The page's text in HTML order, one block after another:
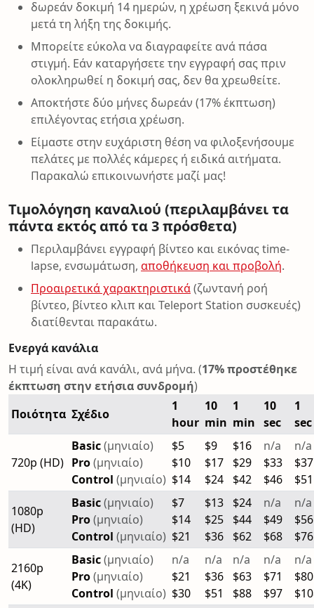
δωρεάν δοκιμή 14 ημερών, η χρέωση ξεκινά μόνο
μετά τη λήξη της δοκιμής.
Μπορείτε εύκολα να διαγραφείτε ανά πάσα
στιγμή. Εάν καταργήσετε την εγγραφή σας πριν
ολοκληρωθεί η δοκιμή σας, δεν θα χρεωθείτε.
Αποκτήστε δύο μήνες δωρεάν (17% έκπτωση)
επιλέγοντας ετήσια χρέωση.
Είμαστε στην ευχάριστη θέση να φιλοξενήσουμε
πελάτες με πολλές κάμερες ή ειδικά αιτήματα.
Παρακαλώ επικοινωνήστε μαζί μας!
Τιμολόγηση καναλιού (περιλαμβάνει τα
πάντα εκτός από τα 3 πρόσθετα)
Περιλαμβάνει εγγραφή βίντεο και εικόνας time-
lapse, ενσωμάτωση, αποθήκευση και προβολή.
Προαιρετικά χαρακτηριστικά(ζωντανή ροή
βίντεο, βίντεο κλιπ και Teleport Station συσκευές)
διατίθενται παρακάτω.
Ενεργά κανάλια
Η τιμή είναι ανά κανάλι, ανά μήνα. (17% προστέθηκε
έκπτωση στην ετήσια συνδρομή)
Ποιότητα Σχέδιο
1
hour
10
min
1
min
10
sec
1
sec
720p (HD)
Basic(μηνιαίο)
Pro(μηνιαίο)
Control (μηνιαίο)
$5
$10
$14
$9
$17
$24
$16
$29
$42
n/a
$33
$46
n/a
$37
$51
1080p
(HD)
Basic(μηνιαίο)
Pro(μηνιαίο)
Control (μηνιαίο)
$7
$14
$21
$13
$25
$36
$24
$44
$62
n/a
$49
$68
n/a
$56
$76
2160p
(4K)
Basic(μηνιαίο)
Pro(μηνιαίο)
Control (μηνιαίο)
n/a
$21
$30
n/a
$36
$51
n/a
$63
$88
n/a
$71
$97
n/a
$80